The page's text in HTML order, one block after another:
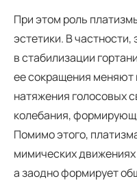
При этом роль
эстетики. В
в стабилизации
ее сокращения меняют
натяжения голосовых
колебания,
Помимо этого,
мимических движениях
а заодно формирует